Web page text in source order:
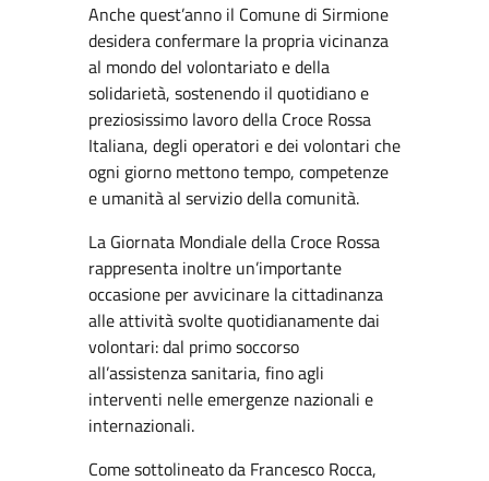
Anche quest’anno il Comune di Sirmione
desidera confermare la propria vicinanza
al mondo del volontariato e della
solidarietà, sostenendo il quotidiano e
preziosissimo lavoro della Croce Rossa
Italiana, degli operatori e dei volontari che
ogni giorno mettono tempo, competenze
e umanità al servizio della comunità.
La Giornata Mondiale della Croce Rossa
rappresenta inoltre un’importante
occasione per avvicinare la cittadinanza
alle attività svolte quotidianamente dai
volontari: dal primo soccorso
all’assistenza sanitaria, fino agli
interventi nelle emergenze nazionali e
internazionali.
Come sottolineato da Francesco Rocca,